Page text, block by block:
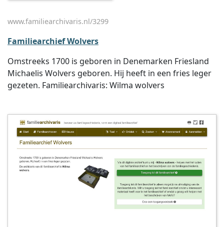
www.familiearchivaris.nl/3299
Familiearchief Wolvers
Omstreeks 1700 is geboren in Denemarken Friesland
Michaelis Wolvers geboren. Hij heeft in een fries leger
gezeten. Familiearchivaris: Wilma wolvers